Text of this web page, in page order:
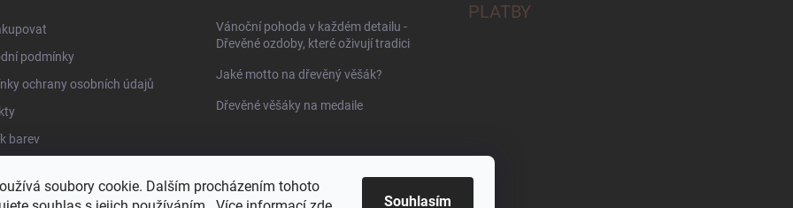
soubory cookie. Dalším procházením tohoto
Souhlasím
podmínky
ochrany osobních údajů
barev
Vánoční pohoda v každém detailu -
Dřevěné ozdoby, které oživují tradici
Jaké motto na dřevěný věšák?
Dřevěné věšáky na medaile
PLATBY